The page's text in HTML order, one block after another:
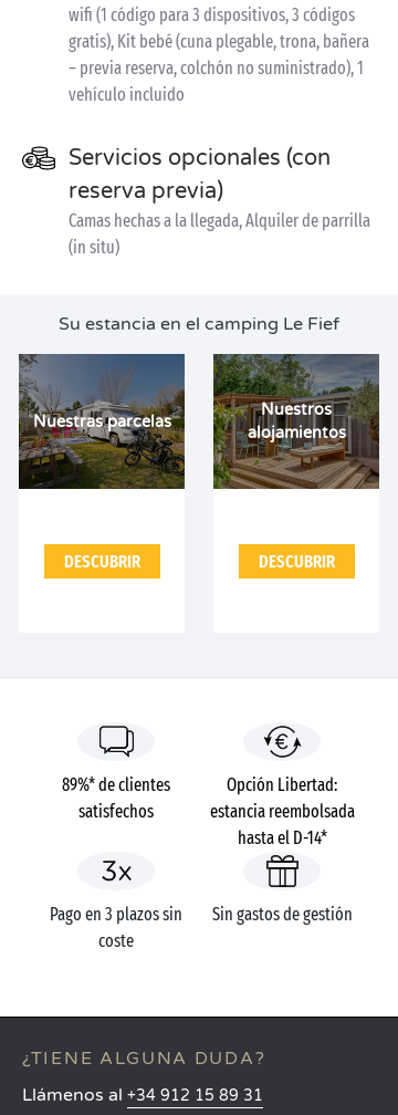
wifi (1 código para 3 dispositivos, 3 códigos
gratis), Kit bebé (cuna plegable, trona, bañera
– previa reserva, colchón no suministrado), 1
vehículo incluido
Servicios opcionales (con
reserva previa)
Camas hechas a la llegada, Alquiler de parrilla
(in situ)
Su estancia en el camping Le Fief
Nuestras parcelas
DESCUBRIR
Nuestros
alojamientos
DESCUBRIR
89%* de clientes
satisfechos
Opción Libertad:
estancia reembolsada
hasta el D-14*
Pago en 3 plazos sin
coste
Sin gastos de gestión
¿TIENE ALGUNA DUDA?
Llámenos al +34 912 15 89 31